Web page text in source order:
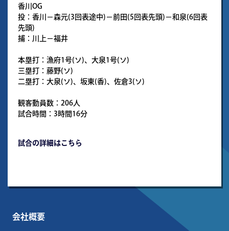
香川OG
投：香川－森元(3回表途中)－前田(5回表先頭)－和泉(6回表
先頭)
捕：川上－福井
本塁打：漁府1号(ソ)、大泉1号(ソ)
三塁打：藤野(ソ)
二塁打：大泉(ソ)、坂東(香)、佐倉3(ソ)
観客動員数：206人
試合時間：3時間16分
試合の詳細はこちら
会社概要